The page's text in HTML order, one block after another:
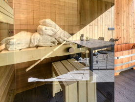
Brandnertal
Bregenzerwald
Montafon
DE
EN
NL